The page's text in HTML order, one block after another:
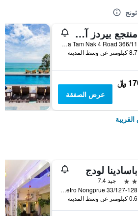
منتجع بيردز آند بيز
366/11 Moo 12, Phra Tam Nak 4 Road, باتايا, تايلاند
8.7 كيلومتر عن وسط المدينة
﷼
عرض الصفقة
باسادينا لودج
2 نجمتين
جيد 7.4
33/127-128 Moo 10 Soi Lk Metro Nongprue, باتايا, تايلاند
0.6 كيلومتر عن وسط المدينة